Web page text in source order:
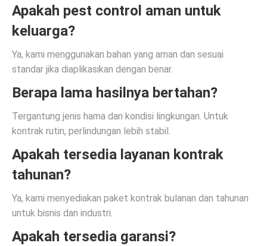
Apakah pest control aman untuk
keluarga?
Ya, kami menggunakan bahan yang aman dan sesuai
standar jika diaplikasikan dengan benar.
Berapa lama hasilnya bertahan?
Tergantung jenis hama dan kondisi lingkungan. Untuk
kontrak rutin, perlindungan lebih stabil.
Apakah tersedia layanan kontrak
tahunan?
Ya, kami menyediakan paket kontrak bulanan dan tahunan
untuk bisnis dan industri.
Apakah tersedia garansi?